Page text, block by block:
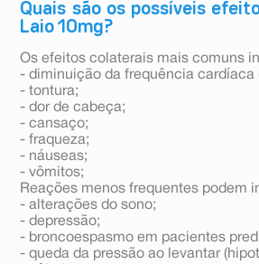
Quais são os possíveis
Laio 10mg?
Os efeitos colaterais mais comuns
- diminuição da frequência cardíaca
- tontura;
- dor de cabeça;
- cansaço;
- fraqueza;
- náuseas;
- vômitos;
Reações menos frequentes podem
- alterações do sono;
- depressão;
- broncoespasmo em pacientes
- queda da pressão ao levantar